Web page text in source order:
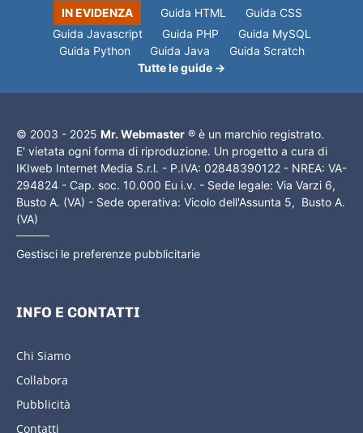
IN EVIDENZA Guida HTML
Guida CSS
Guida Javascript
Guida PHP
Guida MySQL
Guida Python
Guida Java
Guida Scratch
Tutte le guide →
© 2003 - 2025 Mr. Webmaster ® è un marchio registrato.
E' vietata ogni forma di riproduzione. Un progetto a cura di
IKIweb Internet Media S.r.l. - P.IVA: 02848390122 - NREA: VA-
294824 - Cap. soc. 10.000 Eu i.v. - Sede legale: Via Varzi 6,
Busto A. (VA) - Sede operativa: Vicolo dell'Assunta 5, Busto A.
(VA)
Gestisci le preferenze pubblicitarie
INFO E CONTATTI
Chi Siamo
Collabora
Pubblicità
Contatti